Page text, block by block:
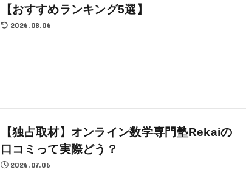
【おすすめランキング5選】
2026.08.06
【独占取材】オンライン数学専門塾Rekaiの
口コミって実際どう？
2026.07.06